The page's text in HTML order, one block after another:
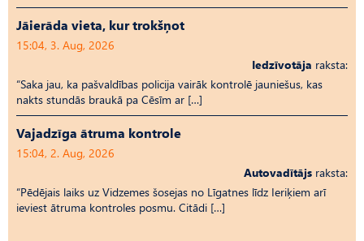
Jāierāda vieta, kur trokšņot
15:04, 3. Aug, 2026
Iedzīvotāja raksta:
“Saka jau, ka pašvaldības policija vairāk kontrolē jauniešus, kas
nakts stundās braukā pa Cēsīm ar […]
Vajadzīga ātruma kontrole
15:04, 2. Aug, 2026
Autovadītājs raksta:
“Pēdējais laiks uz Vid­ze­mes šosejas no Līgatnes līdz Ieriķiem arī
ieviest ātruma kontroles posmu. Citādi […]